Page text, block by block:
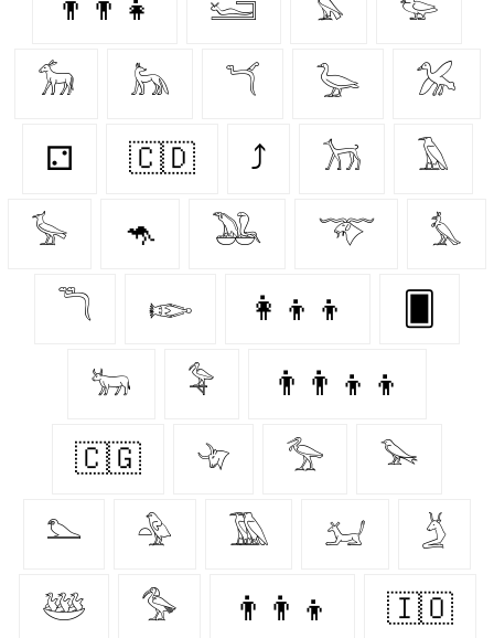
👨‍👨‍👧 𓆒 𓅊 𓅰
𓃘 𓃦 𓆔 𓅬 𓅮
⚁ 🇨🇩 ⤴ 𓃡 𓄿
𓅚 🦘 𓅒 𓄅 𓅘
𓆕 𓆢 👩‍👦‍👦
𓃒 𓅝 👨‍👨‍👦‍👦
🇨🇬 𓄀 𓅡 𓅨
𓅌 𓅲 𓅀 𓃫 𓄄
𓅸 𓅜 👨‍👨‍👦 🇮🇴